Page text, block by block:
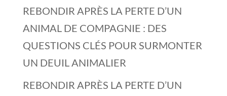
REBONDIR APRÈS LA PERTE D’UN
ANIMAL DE COMPAGNIE : DES
QUESTIONS CLÉS POUR SURMONTER
UN DEUIL ANIMALIER
REBONDIR APRÈS LA PERTE D’UN